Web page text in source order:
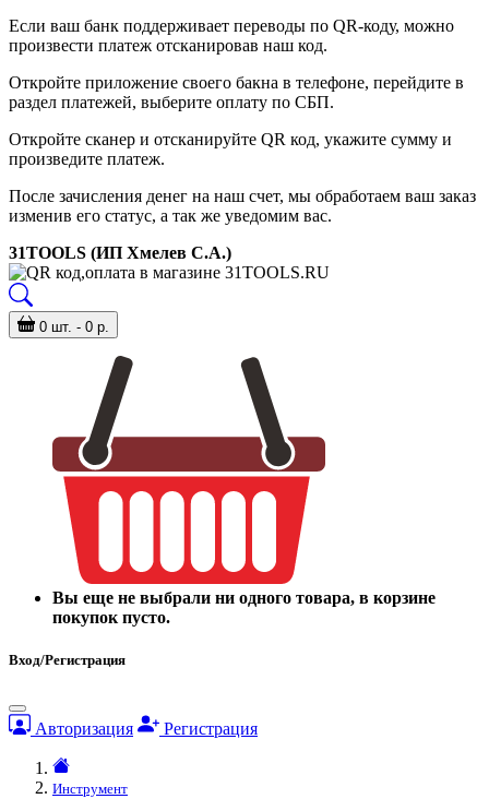
Если ваш банк поддерживает переводы по QR-коду, можно
произвести платеж отсканировав наш код.
Откройте приложение своего бакна в телефоне, перейдите в
раздел платежей, выберите оплату по СБП.
Откройте сканер и отсканируйте QR код, укажите сумму и
произведите платеж.
После зачисления денег на наш счет, мы обработаем ваш заказ
изменив его статус, а так же уведомим вас.
31TOOLS (ИП Хмелев С.А.)
0 шт. - 0 р.
Вы еще не выбрали ни одного товара, в корзине
покупок пусто.
Вход/Регистрация
Авторизация Регистрация
Инструмент